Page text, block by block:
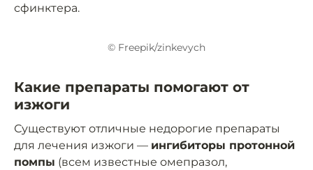
сфинктера.
© Freepik/zinkevych
Какие препараты помогают от
изжоги
Существуют отличные недорогие препараты
для лечения изжоги — ингибиторы протонной
помпы (всем известные омепразол,